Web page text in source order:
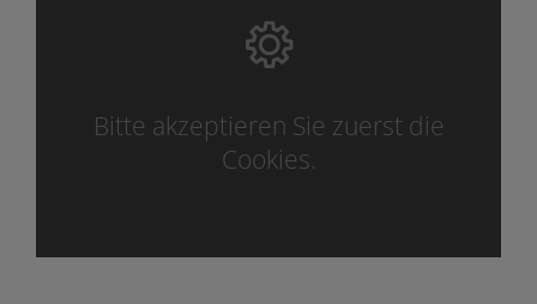
Bitte akzeptieren Sie zuerst die
Cookies.